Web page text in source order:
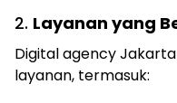
2. Layanan yang
Digital agency
layanan, termasuk: